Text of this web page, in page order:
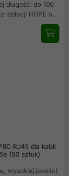
długości do 100
izolacji HDPE o
na izolacji
o długości kabla
RJ45 dla kabli
(50 sztuk)
wysokiej jakości